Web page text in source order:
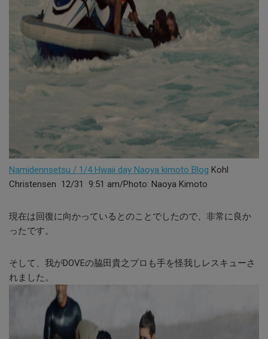
Namidennsetsu / 1/4 Hwaii day Naoya kimoto Blog Kohl
Christensen 12/31 9:51 am/Photo: Naoya Kimoto
現在は回復に向かっているとのことでしたので、非常に良か
ったです。
そして、我がDOVEの脇田貴之プロも手を怪我しレスキューさ
れました。